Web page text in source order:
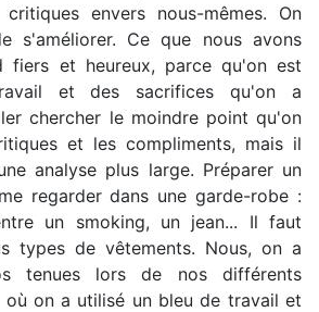
envers nous-mêmes. On
s'améliorer. Ce que nous avons
fiers et heureux, parce qu'on est
et des sacrifices qu'on a
chercher le moindre point qu'on
et les compliments, mais il
analyse plus large. Préparer un
regarder dans une garde-robe :
un smoking, un jean... Il faut
types de vêtements. Nous, on a
tenues lors de nos différents
où on a utilisé un bleu de travail et